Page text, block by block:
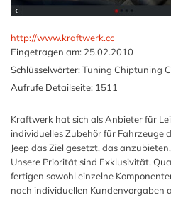
http://www.kraftwerk.cc
Eingetragen am: 25.02.2010
Schlüsselwörter: Tuning Chiptuning
Aufrufe Detailseite: 1511
Kraftwerk hat sich als Anbieter für
individuelles Zubehör für Fahrzeuge
Jeep das Ziel gesetzt, das
Unsere Priorität sind Exklusivität,
fertigen sowohl einzelne
nach individuellen Kundenvorgaben